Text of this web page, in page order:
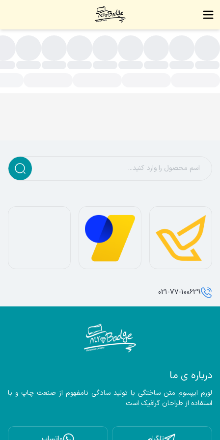
درباره ی ما
استفاده از طراحان گرافیک است
021-77-100629